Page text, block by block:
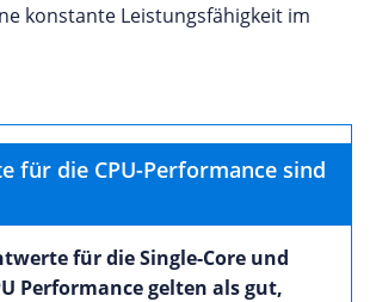
konstante Leistungsfähigkeit im
für die CPU-Performance sind
für die Single-Core und
Performance gelten als gut,